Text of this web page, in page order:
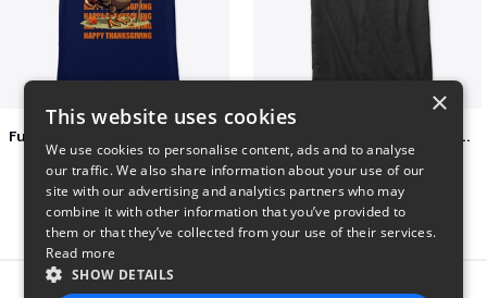
Turkey + Dressing, No Stressing
×
This website uses cookies
We use cookies to personalise content, ads and to analyse
our traffic. We also share information about your use of our
site with our advertising and analytics partners who may
combine it with other information that you’ve provided to
them or that they’ve collected from your use of their services.
Read more
SHOW DETAILS